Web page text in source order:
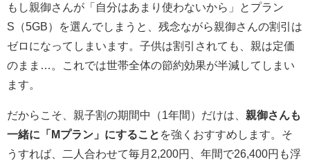
もし親御さんが「自分はあまり使わないから」とプラン
S（5GB）を選んでしまうと、残念ながら親御さんの割引は
ゼロになってしまいます。子供は割引されても、親は定価
のまま…。これでは世帯全体の節約効果が半減してしまい
ます。
だからこそ、親子割の期間中（1年間）だけは、 親御さんも
一緒に「Mプラン」にすること を強くおすすめします。そ
うすれば、二人合わせて毎月2,200円、年間で26,400円も浮